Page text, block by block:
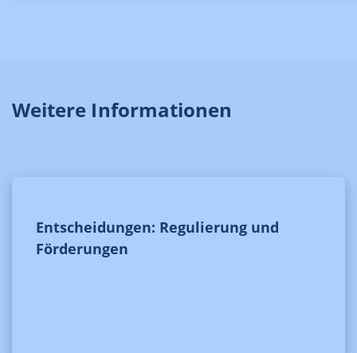
Weitere Informationen
Entscheidungen: Regulierung und
Förderungen